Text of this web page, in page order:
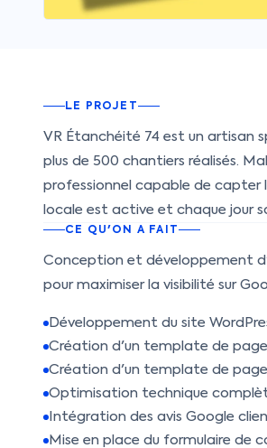
LE PROJET
VR Étanchéité 74 est un artisan
plus de 500 chantiers réalisés.
professionnel capable de capter
locale est active et chaque jour
CE QU'ON A FAIT
Conception et développement
pour maximiser la visibilité sur
Développement du site
Création d'un template de
Création d'un template de
Optimisation technique
Intégration des avis Google
Mise en place du formulaire de